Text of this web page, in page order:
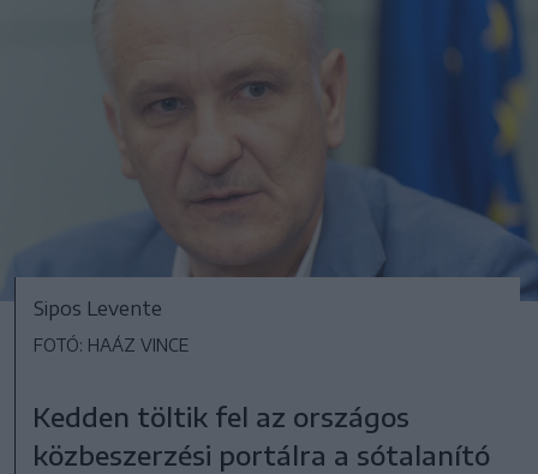
Sipos Levente
FOTÓ: HAÁZ VINCE
Kedden töltik fel az országos
közbeszerzési portálra a sótalanító